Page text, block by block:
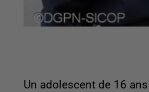
Un adolescent de 16